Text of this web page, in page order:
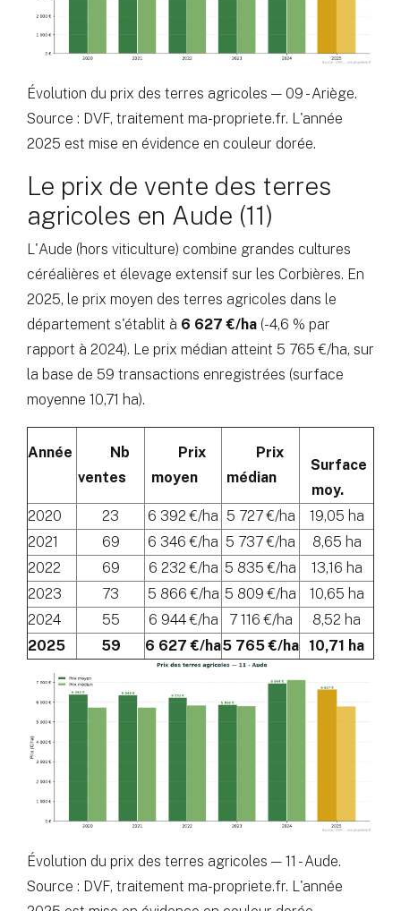
Évolution du prix des terres agricoles — 09 - Ariège.
Source : DVF, traitement ma-propriete.fr. L'année
2025 est mise en évidence en couleur dorée.
Le prix de vente des terres
agricoles en Aude (11)
L'Aude (hors viticulture) combine grandes cultures
céréalières et élevage extensif sur les Corbières. En
2025, le prix moyen des terres agricoles dans le
département s'établit à 6 627 €/ha (-4,6 % par
rapport à 2024). Le prix médian atteint 5 765 €/ha, sur
la base de 59 transactions enregistrées (surface
moyenne 10,71 ha).
Année
Nb
ventes
Prix
moyen
Prix
médian
Surface
moy.
2020
23 6 392 €/ha 5 727 €/ha
19,05 ha
2021
69 6 346 €/ha 5 737 €/ha
8,65 ha
2022
69 6 232 €/ha 5 835 €/ha
13,16 ha
2023
73 5 866 €/ha 5 809 €/ha
10,65 ha
2024
55 6 944 €/ha 7 116 €/ha
8,52 ha
2025
59 6 627 €/ha5 765 €/ha 10,71 ha
Évolution du prix des terres agricoles — 11 - Aude.
Source : DVF, traitement ma-propriete.fr. L'année